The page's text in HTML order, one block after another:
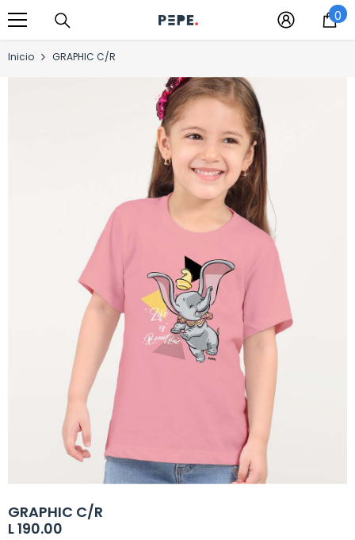
Saltar al contenido 0 0
Inicio GRAPHIC C/R
GRAPHIC C/R
L 190.00